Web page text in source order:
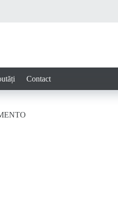
Contact